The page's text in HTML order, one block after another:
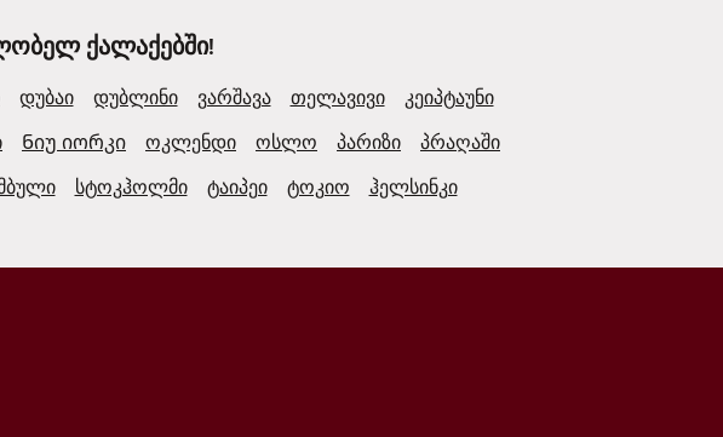
ქალაქებში!
დუბაი დუბლინი ვარშავა თელავივი
კეიპტაუნი
Ნიუ იორკი ოკლენდი ოსლო პარიზი
პრაღაში
სტოკჰოლმი ტაიპეი ტოკიო ჰელსინკი